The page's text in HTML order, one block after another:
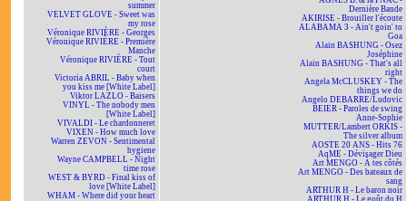
summer
VELVET GLOVE - Sweet was
my rose
Véronique RIVIÈRE - Georges
Véronique RIVIÈRE - Première
Manche
Véronique RIVIÈRE - Tout
court
Victoria ABRIL - Baby when
you kiss me [White Label]
Viktor LAZLO - Baisers
VINYL - The nobody men
[White Label]
VIVALDI - Le chardonneret
VIXEN - How much love
Warren ZEVON - Sentimental
hygiene
Wayne CAMPBELL - Night
time rose
WEST & BYRD - Final kiss of
love [White Label]
WHAM - Where did your heart
Dernière Bande
AKIRISE - Brouiller l'écoute
ALABAMA 3 - Ain't goin' to
Goa
Alain BASHUNG - Osez
Joséphine
Alain BASHUNG - That's all
right
Angela McCLUSKEY - The
things we do
Angelo DEBARRE/Ludovic
BEIER - Paroles de swing
Anne-Sophie
MUTTER/Lambert ORKIS -
The silver album
AOSTE 20 ANS - Hits 76
AqME - Dévisager Dieu
Art MENGO - À tes côtés
Art MENGO - Des bateaux de
sang
ARTHUR H - Le baron noir
ARTHUR H - Le goût du H